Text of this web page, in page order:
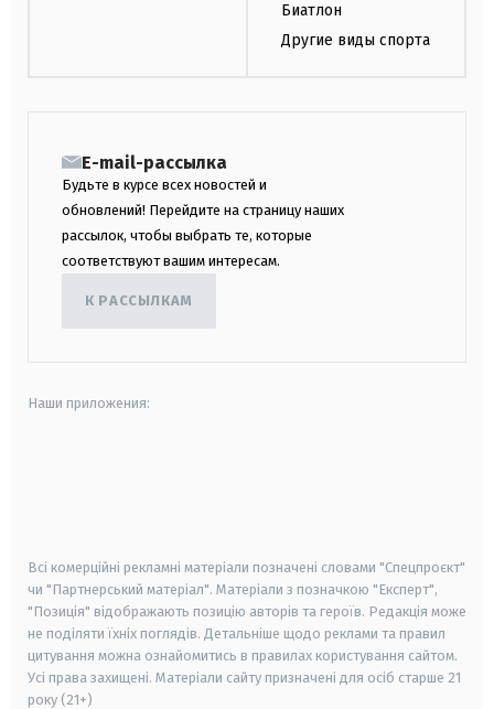
Биатлон
Другие виды спорта
E-mail-рассылка
Будьте в курсе всех новостей и
обновлений! Перейдите на страницу наших
рассылок, чтобы выбрать те, которые
соответствуют вашим интересам.
К РАССЫЛКАМ
Наши приложения:
Всі комерційні рекламні матеріали позначені словами "Спецпроєкт"
чи "Партнерський матеріал". Матеріали з позначкою "Експерт",
"Позиція" відображають позицію авторів та героїв. Редакція може
не поділяти їхніх поглядів. Детальніше щодо реклами та правил
цитування можна ознайомитись в правилах користування сайтом.
Усі права захищені. Матеріали сайту призначені для осіб старше 21
року (21+)